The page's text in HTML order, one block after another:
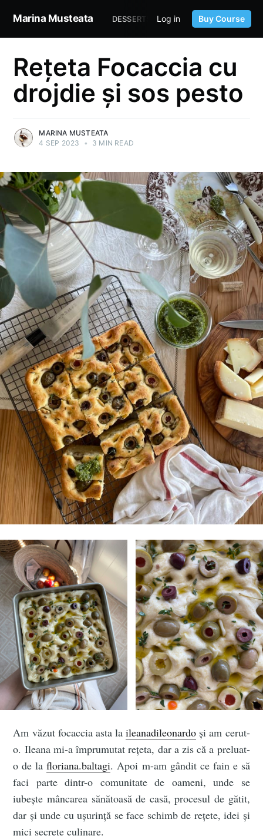
Marina Musteata DESSERTS SOURDOUGH TASTE
Log in Buy Course
Rețeta Focaccia cu
drojdie și sos pesto
MARINA MUSTEATA
4 SEP 2023
• 3 MIN READ
Am văzut focaccia asta laileanadileonardo și am cerut-
o. Ileana mi-a împrumutat rețeta, dar a zis că a preluat-
o de lafloriana.baltagi. Apoi m-am gândit ce fain e să
faci parte dintr-o comunitate de oameni, unde se
iubește mâncarea sănătoasă de casă, procesul de gătit,
dar și unde cu ușurință se face schimb de rețete, idei și
mici secrete culinare.